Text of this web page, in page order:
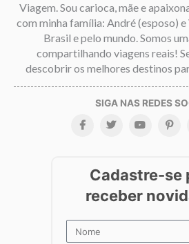
Viagem. Sou carioca, mãe e
com minha família: André (esposo)
Brasil e pelo mundo. Somos
compartilhando viagens reais!
descobrir os melhores destinos